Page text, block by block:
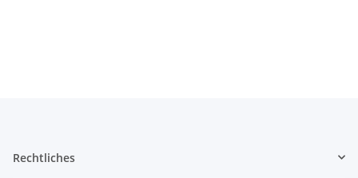
Rechtliches